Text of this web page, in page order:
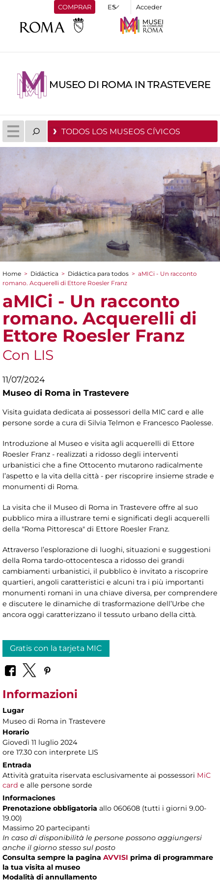
COMPRAR Acceder
MUSEO DI ROMA IN TRASTEVERE
TODOS LOS MUSEOS CÍVICOS
You are here
Home > Didáctica > Didáctica para todos > aMICi - Un racconto
romano. Acquerelli di Ettore Roesler Franz
aMICi - Un racconto
romano. Acquerelli di
Ettore Roesler Franz
Con LIS
11/07/2024
Museo di Roma in Trastevere
Visita guidata dedicata ai possessori della MIC card e alle
persone sorde a cura di Silvia Telmon e Francesco Paolesse.
Introduzione al Museo e visita agli acquerelli di Ettore
Roesler Franz - realizzati a ridosso degli interventi
urbanistici che a fine Ottocento mutarono radicalmente
l’aspetto e la vita della città - per riscoprire insieme strade e
monumenti di Roma.
La visita che il Museo di Roma in Trastevere offre al suo
pubblico mira a illustrare temi e significati degli acquerelli
della "Roma Pittoresca" di Ettore Roesler Franz.
Attraverso l’esplorazione di luoghi, situazioni e suggestioni
della Roma tardo-ottocentesca a ridosso dei grandi
cambiamenti urbanistici, il pubblico è invitato a riscoprire
quartieri, angoli caratteristici e alcuni tra i più importanti
monumenti romani in una chiave diversa, per comprendere
e discutere le dinamiche di trasformazione dell’Urbe che
ancora oggi caratterizzano il tessuto urbano della città.
Gratis con la tarjeta MIC
Informazioni
Lugar
Museo di Roma in Trastevere
Horario
Giovedì 11 luglio 2024
ore 17.30 con interprete LIS
Entrada
Attività gratuita riservata esclusivamente ai possessori MiC
card e alle persone sorde
Informaciones
Prenotazione obbligatoria allo 060608 (tutti i giorni 9.00-
19.00)
Massimo 20 partecipanti
In caso di disponibilità le persone possono aggiungersi
anche il giorno stesso sul posto
Consulta sempre la pagina AVVISI prima di programmare
la tua visita al museo
Modalità di annullamento